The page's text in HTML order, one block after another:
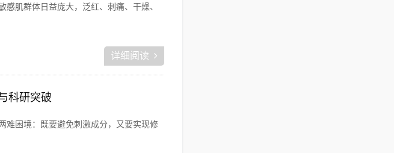
肌群体日益庞大，泛红、刺痛、干燥、
详细阅读
科研突破
难困境：既要避免刺激成分，又要实现修